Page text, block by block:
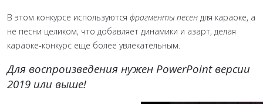
В этом конкурсе используются фрагменты песен для караоке, а
не песни целиком, что добавляет динамики и азарт, делая
караоке-конкурс еще более увлекательным.
Для воспроизведения нужен PowerPoint версии
2019 или выше!